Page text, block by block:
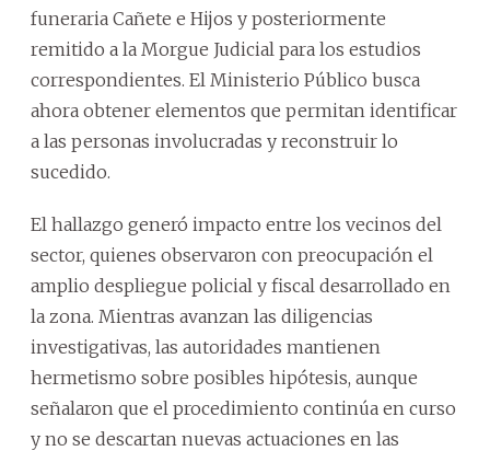
funeraria Cañete e Hijos y posteriormente
remitido a la Morgue Judicial para los estudios
correspondientes. El Ministerio Público busca
ahora obtener elementos que permitan identificar
a las personas involucradas y reconstruir lo
sucedido.
El hallazgo generó impacto entre los vecinos del
sector, quienes observaron con preocupación el
amplio despliegue policial y fiscal desarrollado en
la zona. Mientras avanzan las diligencias
investigativas, las autoridades mantienen
hermetismo sobre posibles hipótesis, aunque
señalaron que el procedimiento continúa en curso
y no se descartan nuevas actuaciones en las